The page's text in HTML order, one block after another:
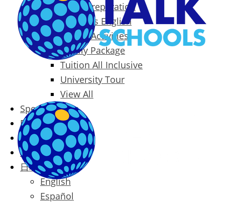
Exam Preparation
Business English
Packages & Activities
Family Package
Tuition All Inclusive
University Tour
View All
Special Offers
Prices
Blog
Contact
日本語
English
Español